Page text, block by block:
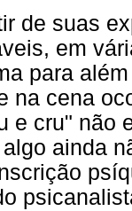
de suas
em
para
na cena
e cru" não
ainda